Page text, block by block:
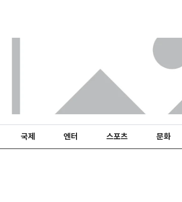
국제 엔터 스포츠 문화